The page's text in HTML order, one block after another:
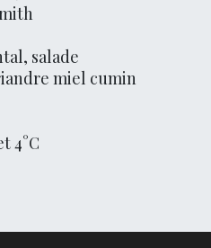
salade
miel cumin
4°C